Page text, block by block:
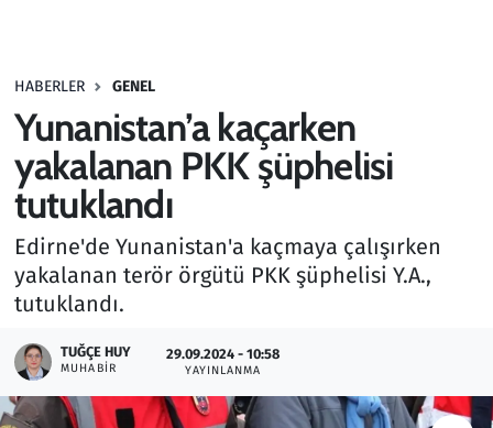
HABERLER GENEL
Yunanistan’a kaçarken
yakalanan PKK şüphelisi
tutuklandı
Edirne'de Yunanistan'a kaçmaya çalışırken
yakalanan terör örgütü PKK şüphelisi Y.A.,
tutuklandı.
TUĞÇE HUY
MUHABIR
29.09.2024 - 10:58
YAYINLANMA
Haber
Kültür Sanat
Kurumsal Haberler
Lezzet Durağı
Memur ve Kamu
Otomobil